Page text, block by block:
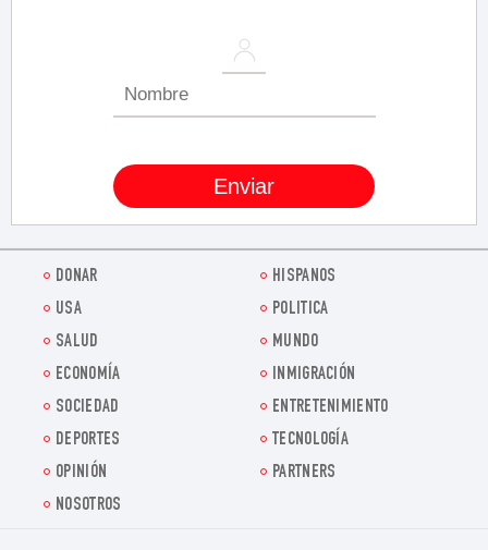
DONAR
HISPANOS
USA
POLITICA
SALUD
MUNDO
ECONOMÍA
INMIGRACIÓN
SOCIEDAD
ENTRETENIMIENTO
DEPORTES
TECNOLOGÍA
OPINIÓN
PARTNERS
NOSOTROS